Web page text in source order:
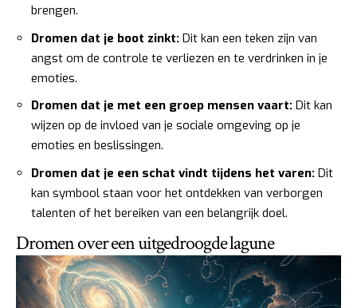
brengen.
Dromen dat je boot zinkt: Dit kan een teken zijn van
angst om de controle te verliezen en te verdrinken in je
emoties.
Dromen dat je met een groep mensen vaart: Dit kan
wijzen op de invloed van je sociale omgeving op je
emoties en beslissingen.
Dromen dat je een schat vindt tijdens het varen: Dit
kan symbool staan voor het ontdekken van verborgen
talenten of het bereiken van een belangrijk doel.
Dromen over een uitgedroogde lagune